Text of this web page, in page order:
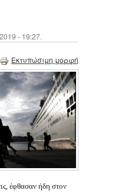
- 19:27.
Εκτυπώσιμη μορφή
έφθασαν ήδη στον